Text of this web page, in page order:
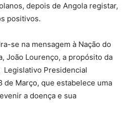
depois de Angola registar,
positivos.
se na mensagem à Nação do
João Lourenço, a propósito da
Legislativo Presidencial
de Março, que estabelece uma
a doença e sua